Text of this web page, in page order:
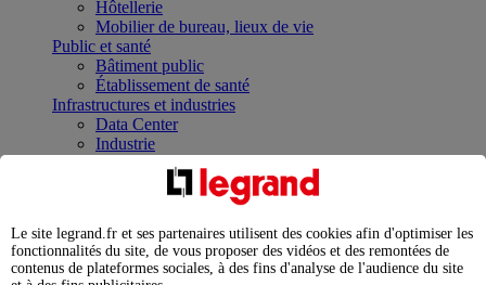
Hôtellerie
Mobilier de bureau, lieux de vie
Public et santé
Bâtiment public
Établissement de santé
Infrastructures et industries
Data Center
Industrie
Infrastructures
Contrôler et planifier le fonctionnement des appareils
Répartir et optimiser son tableau électrique
Legrand Data Center Solutions : concentrer les
expertises au service de vos performances
Le site legrand.fr et ses partenaires utilisent des cookies afin d'optimiser les
fonctionnalités du site, de vous proposer des vidéos et des remontées de
contenus de plateformes sociales, à des fins d'analyse de l'audience du site